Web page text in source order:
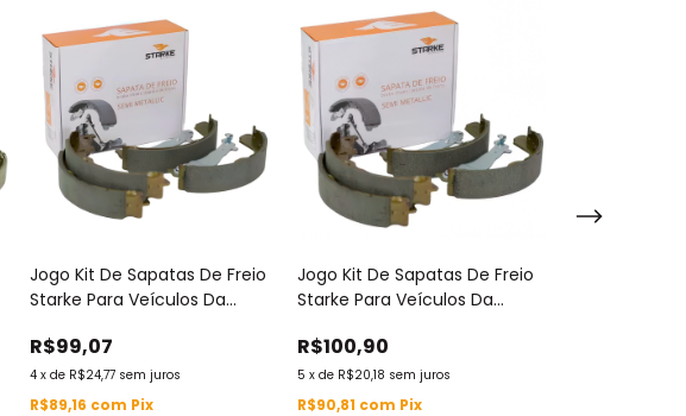
Jogo Kit De Sapatas De Freio
Starke Para Veículos Da
- Sbs8014
R$99,07
4 xde R$24,77 sem juros
R$89,16 com Pix
Jogo Kit De Sapatas De Freio
Starke Para Veículos Da
R$100,90
5 xde R$20,18 sem juros
R$90,81 com Pix